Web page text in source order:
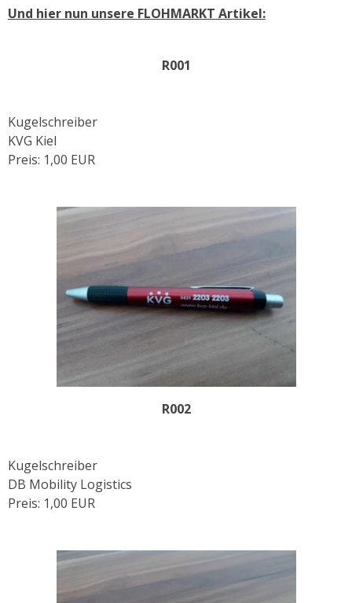
Und hier nun unsere FLOHMARKT Artikel:
R001
Kugelschreiber
KVG Kiel
Preis: 1,00 EUR
R002
Kugelschreiber
DB Mobility Logistics
Preis: 1,00 EUR